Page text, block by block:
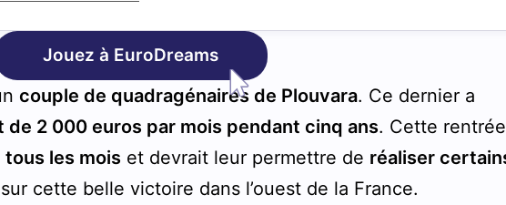
Jouez à EuroDreams
couple de quadragénaires de Plouvara. Ce dernier a
2 000 euros par mois pendant cinq ans. Cette rentrée
tous les mois et devrait leur permettre de réaliser
cette belle victoire dans l’ouest de la France.